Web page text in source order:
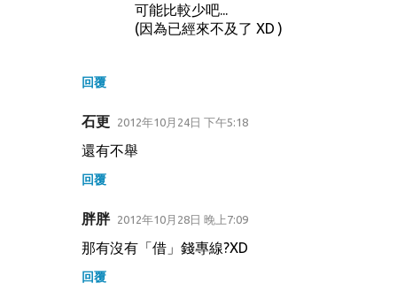
回覆
可能比較少吧...
(因為已經來不及了 XD )
石更 2012年10月24日 下午5:18
還有不舉
回覆
胖胖 2012年10月28日 晚上7:09
那有沒有「借」錢專線?XD
回覆